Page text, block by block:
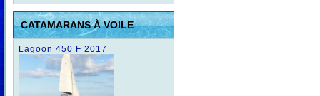
CATAMARANS À VOILE
Lagoon 450 F 2017